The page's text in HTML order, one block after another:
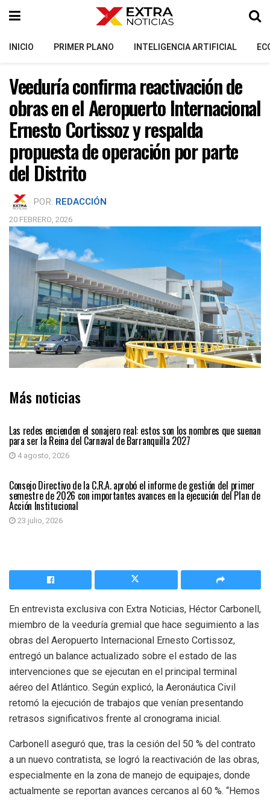
INICIO PRIMER PLANO INTELIGENCIA ARTIFICIAL
Veeduría confirma reactivación de
obras en el Aeropuerto Internacional
Ernesto Cortissoz y respalda
propuesta de operación por parte
del Distrito
POR: REDACCIÓN
20 FEBRERO, 2026
Más noticias
Las redes encienden el sonajero real: estos son los nombres que suenan
para ser la Reina del Carnaval de Barranquilla 2027
4 agosto, 2026
BARRANQUILLA
Consejo Directivo de la C.R.A. aprobó el informe de gestión del primer
semestre de 2026 con importantes avances en la ejecución del Plan de
Acción Institucional
23 julio, 2026
En entrevista exclusiva con Extra Noticias, Héctor Carbonell,
miembro de la veeduría gremial que hace seguimiento a las
obras del Aeropuerto Internacional Ernesto Cortissoz,
entregó un balance actualizado sobre el estado de las
intervenciones que se ejecutan en el principal terminal
aéreo del Atlántico. Según explicó, la Aeronáutica Civil
retomó la ejecución de trabajos que venían presentando
retrasos significativos frente al cronograma inicial.
Carbonell aseguró que, tras la cesión del 50 % del contrato
a un nuevo contratista, se logró la reactivación de las obras,
especialmente en la zona de manejo de equipajes, donde
actualmente se reportan avances cercanos al 60 %. “Hemos